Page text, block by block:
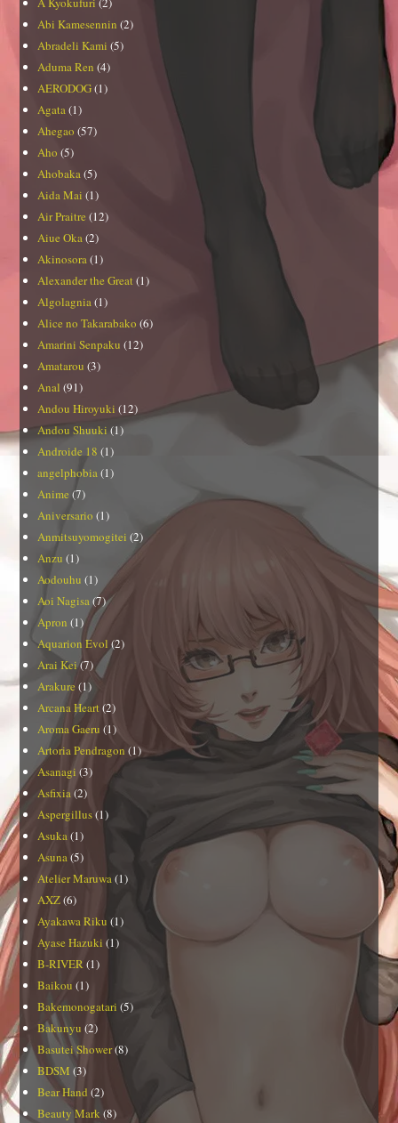
Abi Kamesennin (2)
Abradeli Kami (5)
Aduma Ren (4)
AERODOG(1)
Agata(1)
Ahegao (57)
Aho (5)
Ahobaka(5)
Aida Mai (1)
Air Praitre (12)
Aiue Oka(2)
Akinosora(1)
Alexander the Great (1)
Algolagnia(1)
Alice no Takarabako (6)
Amarini Senpaku (12)
Amatarou (3)
Anal (91)
Andou Hiroyuki (12)
Andou Shuuki (1)
Androide 18 (1)
angelphobia(1)
Anime (7)
Aniversario (1)
Anmitsuyomogitei (2)
Anzu (1)
Aodouhu (1)
Aoi Nagisa(7)
Apron (1)
Aquarion Evol (2)
Arai Kei(7)
Arakure (1)
Arcana Heart(2)
Aroma Gaeru (1)
Artoria Pendragon (1)
Asanagi (3)
Asfixia(2)
Aspergillus(1)
Asuka(1)
Asuna(5)
Atelier Maruwa(1)
AXZ(6)
Ayakawa Riku (1)
Ayase Hazuki (1)
B-RIVER(1)
Baikou (1)
Bakemonogatari (5)
Bakunyu (2)
Basutei Shower(8)
BDSM (3)
Bear Hand (2)
Beauty Mark(8)